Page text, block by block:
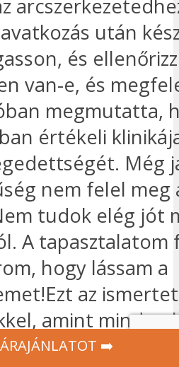
után
és
van-e, és
megmutatta,
értékeli
Még
nem felel meg
tudok elég jót
A tapasztalatom
hogy lássam a
az
amint minden
ÁRAJÁNLATOT ➡️